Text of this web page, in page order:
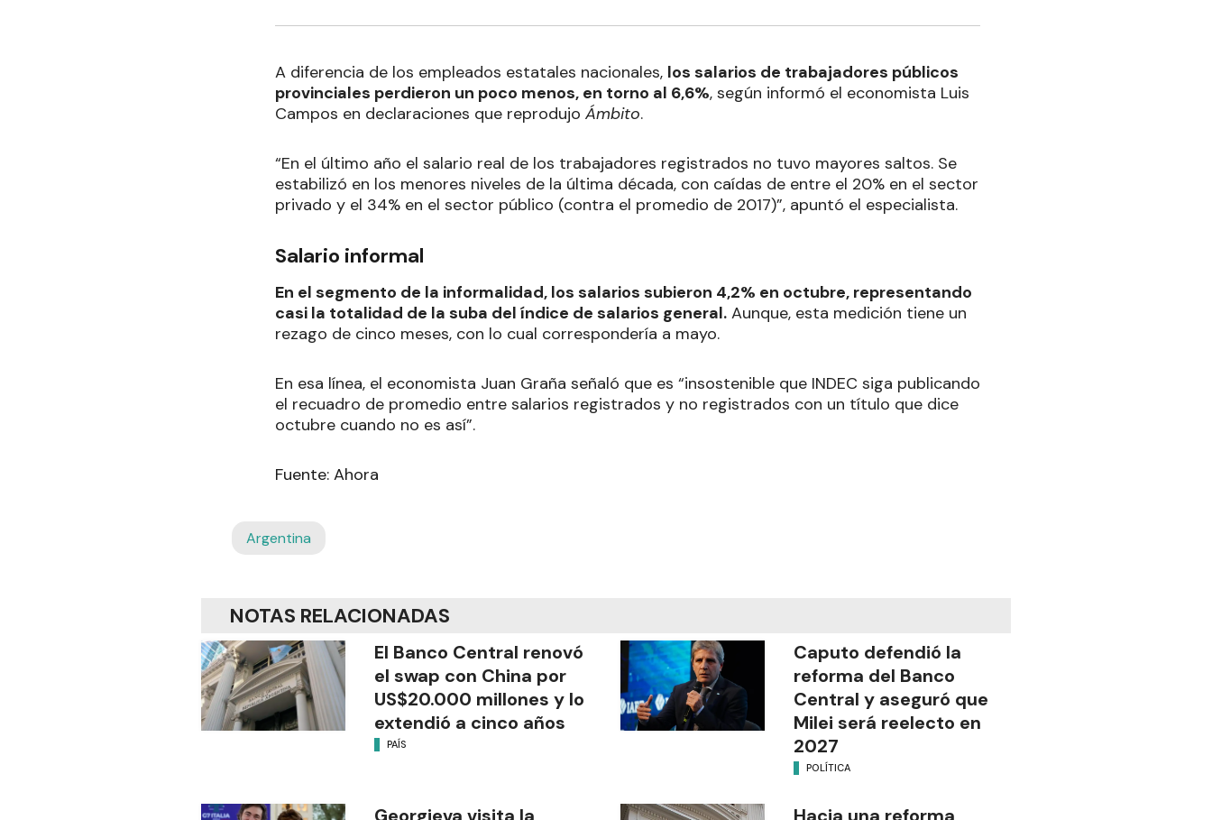
A diferencia de los empleados estatales nacionales, los salarios de trabajadores públicos
provinciales perdieron un poco menos, en torno al 6,6%, según informó el economista Luis
Campos en declaraciones que reprodujo Ámbito.
“En el último año el salario real de los trabajadores registrados no tuvo mayores saltos. Se
estabilizó en los menores niveles de la última década, con caídas de entre el 20% en el sector
privado y el 34% en el sector público (contra el promedio de 2017)”, apuntó el especialista.
Salario informal
En el segmento de la informalidad, los salarios subieron 4,2% en octubre, representando
casi la totalidad de la suba del índice de salarios general. Aunque, esta medición tiene un
rezago de cinco meses, con lo cual correspondería a mayo.
En esa línea, el economista Juan Graña señaló que es “insostenible que INDEC siga publicando
el recuadro de promedio entre salarios registrados y no registrados con un título que dice
octubre cuando no es así”.
Fuente: Ahora
Argentina
NOTAS RELACIONADAS
El Banco Central renovó
el swap con China por
US$20.000 millones y lo
extendió a cinco años
PAÍS
Caputo defendió la
reforma del Banco
Central y aseguró que
Milei será reelecto en
2027
POLÍTICA